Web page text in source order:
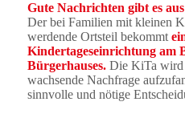
Gute Nachrichten gibt es
Der bei Familien mit kleinen
werdende Ortsteil bekommt
Kindertageseinrichtung am
Bürgerhauses.Die KiTa wird
wachsende Nachfrage
sinnvolle und nötige